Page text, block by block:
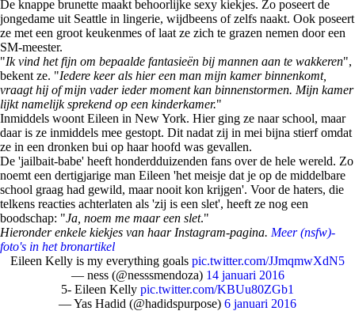
De knappe brunette maakt behoorlijke sexy kiekjes. Zo poseert de
jongedame uit Seattle in lingerie, wijdbeens of zelfs naakt. Ook poseert
ze met een groot keukenmes of laat ze zich te grazen nemen door een
SM-meester.
"Ik vind het fijn om bepaalde fantasieën bij mannen aan te wakkeren",
bekent ze. "Iedere keer als hier een man mijn kamer binnenkomt,
vraagt hij of mijn vader ieder moment kan binnenstormen. Mijn kamer
lijkt namelijk sprekend op een kinderkamer."
Inmiddels woont Eileen in New York. Hier ging ze naar school, maar
daar is ze inmiddels mee gestopt. Dit nadat zij in mei bijna stierf omdat
ze in een dronken bui op haar hoofd was gevallen.
De 'jailbait-babe' heeft honderdduizenden fans over de hele wereld. Zo
noemt een dertigjarige man Eileen 'het meisje dat je op de middelbare
school graag had gewild, maar nooit kon krijgen'. Voor de haters, die
telkens reacties achterlaten als 'zij is een slet', heeft ze nog een
boodschap: "Ja, noem me maar een slet."
Hieronder enkele kiekjes van haar Instagram-pagina. Meer (nsfw)-
foto's in het bronartikel
Eileen Kelly is my everything goals pic.twitter.com/JJmqmwXdN5
— ness (@nesssmendoza) 14 januari 2016
5- Eileen Kelly pic.twitter.com/KBUu80ZGb1
— Yas Hadid (@hadidspurpose) 6 januari 2016